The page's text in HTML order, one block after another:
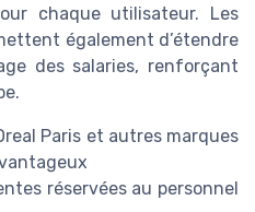
chaque utilisateur. Les
également d’étendre
des salaries, renforçant
Paris et autres marques
réservées au personnel